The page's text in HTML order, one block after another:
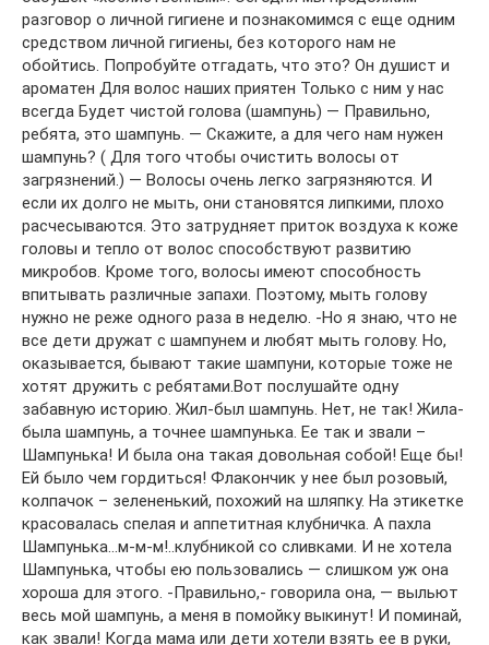
разговор о личной гигиене и познакомимся с еще одним
средством личной гигиены, без которого нам не
обойтись. Попробуйте отгадать, что это? Он душист и
ароматен Для волос наших приятен Только с ним у нас
всегда Будет чистой голова (шампунь) — Правильно,
ребята, это шампунь. — Скажите, а для чего нам нужен
шампунь? ( Для того чтобы очистить волосы от
загрязнений.) — Волосы очень легко загрязняются. И
если их долго не мыть, они становятся липкими, плохо
расчесываются. Это затрудняет приток воздуха к коже
головы и тепло от волос способствуют развитию
микробов. Кроме того, волосы имеют способность
впитывать различные запахи. Поэтому, мыть голову
нужно не реже одного раза в неделю. -Но я знаю, что не
все дети дружат с шампунем и любят мыть голову. Но,
оказывается, бывают такие шампуни, которые тоже не
хотят дружить с ребятами.Вот послушайте одну
забавную историю. Жил-был шампунь. Нет, не так! Жила-
была шампунь, а точнее шампунька. Ее так и звали –
Шампунька! И была она такая довольная собой! Еще бы!
Ей было чем гордиться! Флакончик у нее был розовый,
колпачок – зелененький, похожий на шляпку. На этикетке
красовалась спелая и аппетитная клубничка. А пахла
Шампунька…м-м-м!..клубникой со сливками. И не хотела
Шампунька, чтобы ею пользовались — слишком уж она
хороша для этого. -Правильно,- говорила она, — выльют
весь мой шампунь, а меня в помойку выкинут! И поминай,
как звали! Когда мама или дети хотели взять ее в руки,